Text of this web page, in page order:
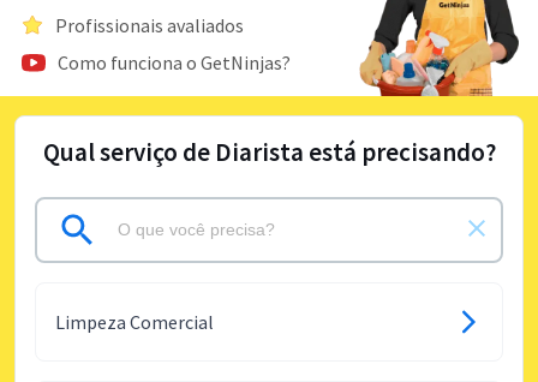
Profissionais avaliados
Como funciona o GetNinjas?
Qual serviço de Diarista está precisando?
Limpeza Comercial